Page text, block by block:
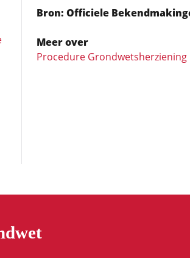
Bron: Officiele
Meer over
Procedure Grondwetsherziening